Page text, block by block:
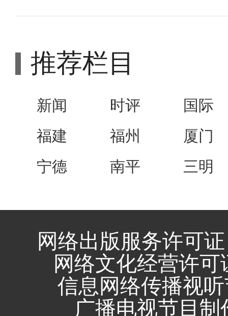
推荐栏目
新闻 时评
国际
福建
福州
厦门
宁德
南平 三明
网络出版服务许可
网络文化经营许可
信息网络传播视
广播电视节目